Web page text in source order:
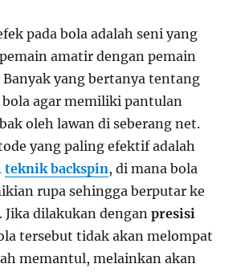
pada bola adalah seni yang
amatir dengan pemain
yang bertanya tentang
bola agar memiliki pantulan
oleh lawan di seberang net.
yang paling efektif adalah
teknik backspin, di mana bola
rupa sehingga berputar ke
Jika dilakukan denganpresisi
tersebut tidak akan melompat
memantul, melainkan akan